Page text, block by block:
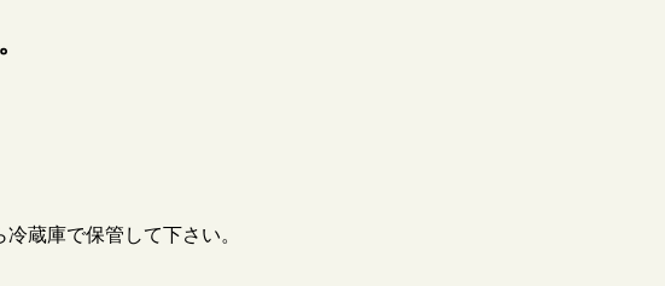
蔵庫で保管して下さい。